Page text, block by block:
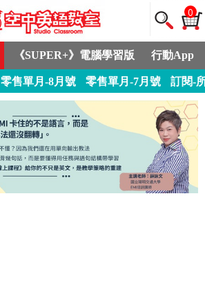
0
《SUPER+》電腦學習版 行動App
零售單月-8月號 零售單月-7月號 訂閱-